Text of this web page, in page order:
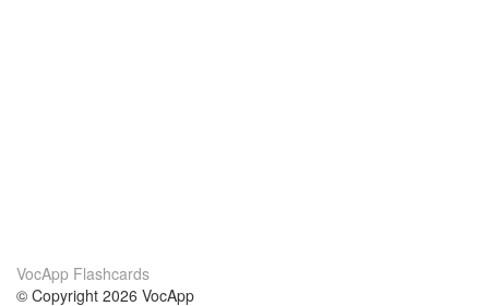
VocApp Flashcards
© Copyright 2026 VocApp